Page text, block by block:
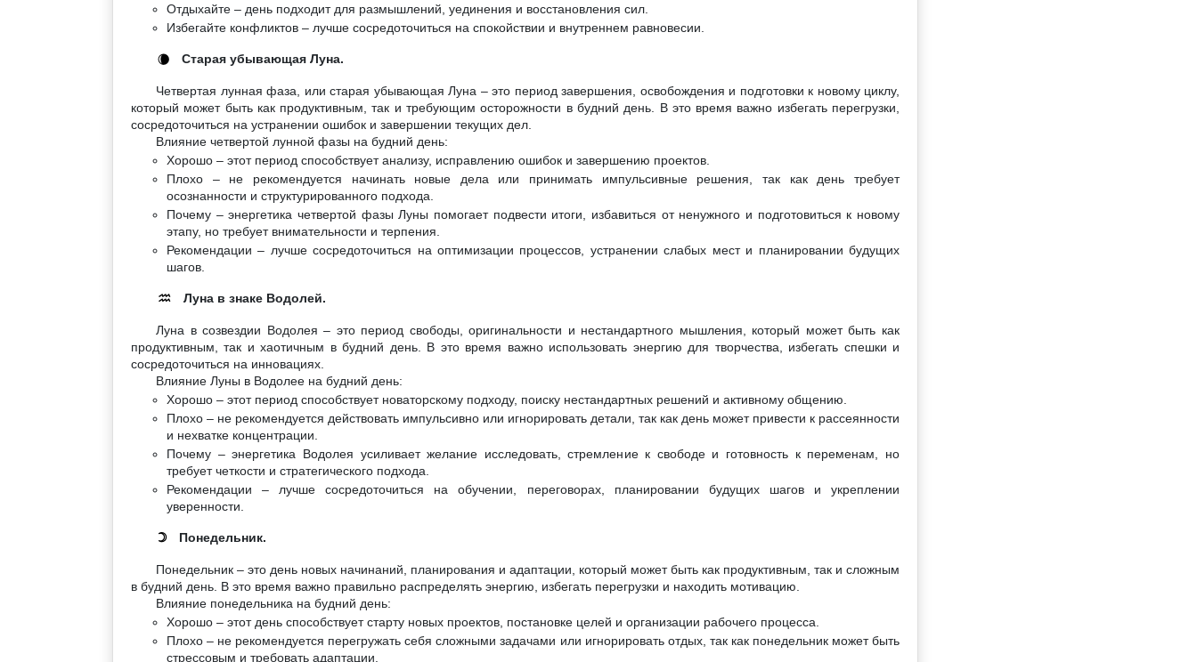
Отдыхайте – день подходит для размышлений, уединения и восстановления сил.
Избегайте конфликтов – лучше сосредоточиться на спокойствии и внутреннем равновесии.
🌘 Старая убывающая Луна.
Четвертая лунная фаза, или старая убывающая Луна – это период завершения, освобождения и подготовки к новому циклу,
который может быть как продуктивным, так и требующим осторожности в будний день. В это время важно избегать перегрузки,
сосредоточиться на устранении ошибок и завершении текущих дел.
Влияние четвертой лунной фазы на будний день:
Хорошо – этот период способствует анализу, исправлению ошибок и завершению проектов.
Плохо – не рекомендуется начинать новые дела или принимать импульсивные решения, так как день требует
осознанности и структурированного подхода.
Почему – энергетика четвертой фазы Луны помогает подвести итоги, избавиться от ненужного и подготовиться к новому
этапу, но требует внимательности и терпения.
Рекомендации – лучше сосредоточиться на оптимизации процессов, устранении слабых мест и планировании будущих
шагов.
♒ Луна в знаке Водолей.
Луна в созвездии Водолея – это период свободы, оригинальности и нестандартного мышления, который может быть как
продуктивным, так и хаотичным в будний день. В это время важно использовать энергию для творчества, избегать спешки и
сосредоточиться на инновациях.
Влияние Луны в Водолее на будний день:
Хорошо – этот период способствует новаторскому подходу, поиску нестандартных решений и активному общению.
Плохо – не рекомендуется действовать импульсивно или игнорировать детали, так как день может привести к рассеянности
и нехватке концентрации.
Почему – энергетика Водолея усиливает желание исследовать, стремление к свободе и готовность к переменам, но
требует четкости и стратегического подхода.
Рекомендации – лучше сосредоточиться на обучении, переговорах, планировании будущих шагов и укреплении
уверенности.
☽ Понедельник.
Понедельник – это день новых начинаний, планирования и адаптации, который может быть как продуктивным, так и сложным
в будний день. В это время важно правильно распределять энергию, избегать перегрузки и находить мотивацию.
Влияние понедельника на будний день:
Хорошо – этот день способствует старту новых проектов, постановке целей и организации рабочего процесса.
Плохо – не рекомендуется перегружать себя сложными задачами или игнорировать отдых, так как понедельник может быть
стрессовым и требовать адаптации.